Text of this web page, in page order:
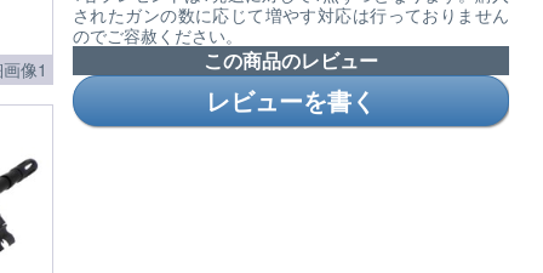
されたガンの数に応じて増やす対応は行っておりません
のでご容赦ください。
この商品のレビュー
レビューを書く
像1